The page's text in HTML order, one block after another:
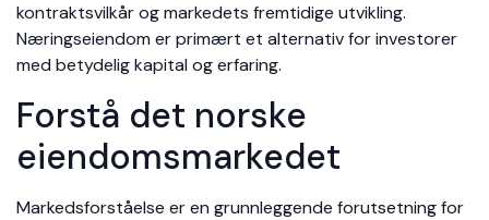
kontraktsvilkår og markedets fremtidige utvikling.
Næringseiendom er primært et alternativ for investorer
med betydelig kapital og erfaring.
Forstå det norske
eiendomsmarkedet
Markedsforståelse er en grunnleggende forutsetning for